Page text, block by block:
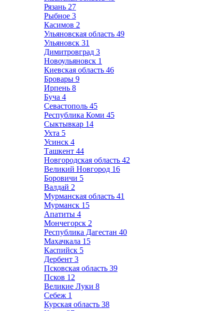
Рязань 27
Рыбное 3
Касимов 2
Ульяновская область 49
Ульяновск 31
Димитровград 3
Новоульяновск 1
Киевская область 46
Бровары 9
Ирпень 8
Буча 4
Севастополь 45
Республика Коми 45
Сыктывкар 14
Ухта 5
Усинск 4
Ташкент 44
Новгородская область 42
Великий Новгород 16
Боровичи 5
Валдай 2
Мурманская область 41
Мурманск 15
Апатиты 4
Мончегорск 2
Республика Дагестан 40
Махачкала 15
Каспийск 5
Дербент 3
Псковская область 39
Псков 12
Великие Луки 8
Себеж 1
Курская область 38